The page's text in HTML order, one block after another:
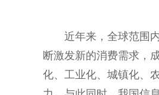
近年来，全球范围
断激发新的消费需求，
化、工业化、城镇化、